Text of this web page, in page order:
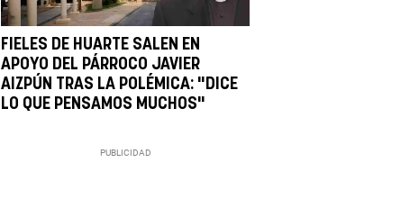
FIELES DE HUARTE SALEN EN
APOYO DEL PÁRROCO JAVIER
AIZPÚN TRAS LA POLÉMICA: "DICE
LO QUE PENSAMOS MUCHOS"